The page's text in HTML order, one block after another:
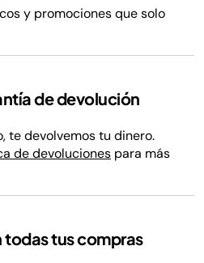
y promociones que solo
de devolución
te devolvemos tu dinero.
de devoluciones para más
todas tus compras